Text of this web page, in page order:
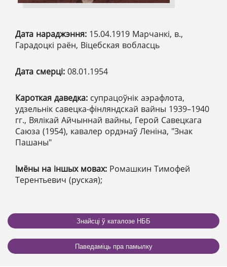
Дата нараджэння: 15.04.1919 Марчанкі, в.,
Гарадоцкі раён, Віцебская вобласць
Дата смерці: 08.01.1954
Кароткая даведка: супрацоўнік аэрафлота,
удзельнік савецка-фінляндскай вайны 1939–1940
гг., Вялікай Айчыннай вайны, Герой Савецкага
Саюза (1954), кавалер ордэнаў Леніна, "Знак
Пашаны"
Імёны на іншых мовах: Ромашкин Тимофей
Терентьевич (руская);
Знайсці ў каталозе НББ
Паведаміць пра памылку